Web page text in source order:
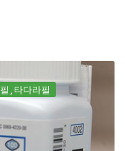
타다라필